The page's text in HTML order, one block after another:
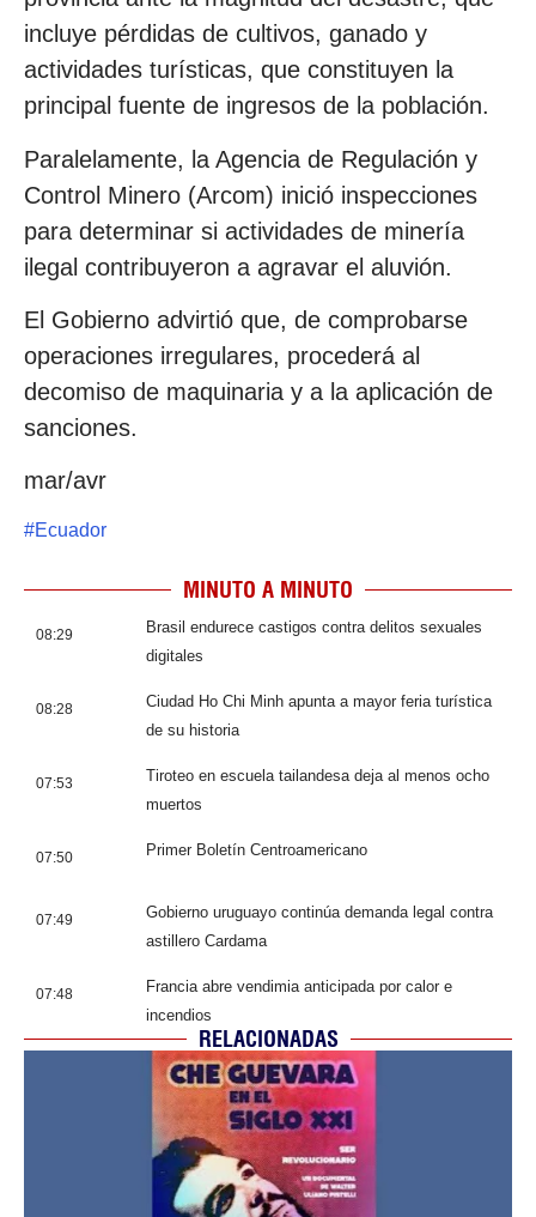
incluye pérdidas de cultivos, ganado y
actividades turísticas, que constituyen la
principal fuente de ingresos de la población.
Paralelamente, la Agencia de Regulación y
Control Minero (Arcom) inició inspecciones
para determinar si actividades de minería
ilegal contribuyeron a agravar el aluvión.
El Gobierno advirtió que, de comprobarse
operaciones irregulares, procederá al
decomiso de maquinaria y a la aplicación de
sanciones.
mar/avr
#Ecuador
MINUTO A MINUTO
08:29
Brasil endurece castigos contra delitos sexuales
digitales
08:28
Ciudad Ho Chi Minh apunta a mayor feria turística
de su historia
07:53
Tiroteo en escuela tailandesa deja al menos ocho
muertos
07:50 Primer Boletín Centroamericano
07:49
Gobierno uruguayo continúa demanda legal contra
astillero Cardama
07:48
Francia abre vendimia anticipada por calor e
incendios
RELACIONADAS